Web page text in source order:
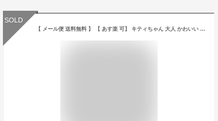
SOLD
【 メール便 送料無料 】 【 あす楽 可】 キティちゃん 大人 かわいい がま口 マルチポーチ marie more メアリーモア 薔薇柄 mm-0044mk-bl サンリオ